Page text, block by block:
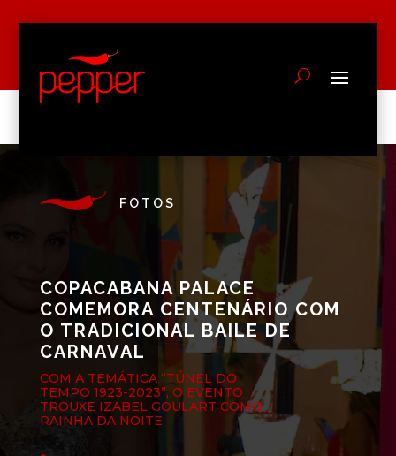
FOTOS
COPACABANA PALACE
COMEMORA CENTENÁRIO COM
O TRADICIONAL BAILE DE
CARNAVAL
COM A TEMÁTICA “TÚNEL DO
TEMPO 1923-2023”, O EVENTO
TROUXE IZABEL GOULART COMO
RAINHA DA NOITE